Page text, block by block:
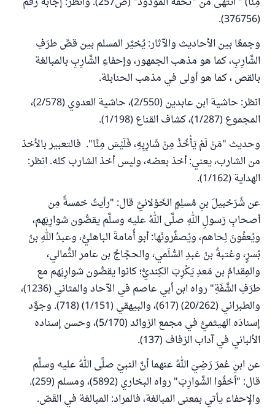
(376756).
وجمعًا بين الأحاديث والآثار: يُخيَّر المسلم بين قصِّ طرَفِ
الشَّارِبِ، كما هو مذهب الجمهور، وإحفاءِ الشَّارِبِ بالمبالغة
بالقص ، كما هو أولى في مذهب الحنابلة.
انظر: حاشية ابن عابدين (2/550)، حاشية العدوي (2/578)،
المجموع (1/287)، كشاف القناع (1/198).
وحديث "مَنْ لَمْ يَأْخُذْ مِنْ شَارِبِهِ، فَلَيْسَ مِنَّا". فالتعبير بالأخذ
من الشارب، يعني: أخذ بعضه، وليس أخذ الشارب كله. انظر:
الهداية (1/162).
عن شُرَحْبيلَ بنِ مُسلِمٍ الخَوْلانيِّ قال: "رأيتُ خمسةً مِن
أصحابِ رَسولِ اللهِ صلَّى اللهُ عليه وسلَّم يقصُّون شوارِبَهم،
ويُعفُونَ لِحاهم، ويُصفِّرونَها: أبو أُمامةَ الباهليُّ، وعبدُ اللهِ بنُ
بُسرٍ، وعُتبةُ بنُ عَبدِ السُّلَمي، والحجَّاجُ بن عامر الثُّمالي،
والمِقدامُ بن مَعدِ يَكْرِبَ الكِنديُّ؛ كانوا يقصُّون شوارِبَهم مع
طرَفِ الشَّفَةِ" رواه ابن أبي عاصم في الآحاد والمثاني (1236)،
والطبراني (20/262) (617)، والبيهقي (1/151) (718). وجوَّد
إسنادَه الهيثميُّ في مجمع الزوائد (5/170)، وحسن إسناده
الألباني في آداب الزفاف (137).
عن ابنِ عُمرَ رَضِيَ اللهُ عنهما أنَّ النبيَّ صلَّى اللهُ عليه وسلَّم
قال: "أحْفُوا الشَّوارِبَ" رواه البخاري (5892)، ومسلم (259).
والإحفاء يأتي بمعنى المبالغة، فالمراد: المبالغة في القَصّ.